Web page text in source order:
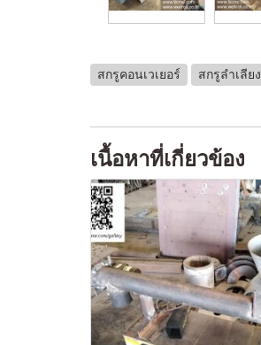
สกรูคอนเวเยอร์ สกรูลำเลียง
เนื้อหาที่เกี่ยวข้อง